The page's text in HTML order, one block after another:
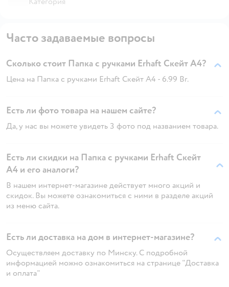
Часто задаваемые вопросы
Сколько стоит Папка с ручками Erhaft Скейт А4?
Цена на Папка с ручками Erhaft Скейт А4 - 6.99 Br.
Есть ли фото товара на нашем сайте?
Да, у нас вы можете увидеть 3 фото под названием товара.
Есть ли скидки на Папка с ручками Erhaft Скейт
А4 и его аналоги?
В нашем интернет-магазине действует много акций и
скидок. Вы можете ознакомиться с ними в разделе акций
из меню сайта.
Есть ли доставка на дом в интернет-магазине?
Осуществляем доставку по Минску. С подробной
информацией можно ознакомиться на странице "Доставка
и оплата"